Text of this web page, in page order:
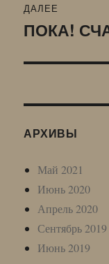
ДАЛЕЕ
Следующая
ПОКА!
АРХИВЫ
Май 2021
Июнь 2020
Апрель 2020
Сентябрь 2019
Июнь 2019